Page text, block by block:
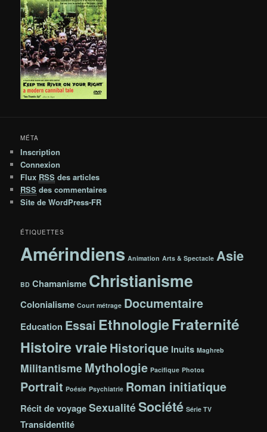
MÉTA
Inscription
Connexion
Flux RSS des articles
RSS des commentaires
Site de WordPress-FR
ÉTIQUETTES
Amérindiens Animation Arts & Spectacle Asie
BD Chamanisme Christianisme
Colonialisme Court métrage Documentaire
Education Essai EthnologieFraternité
Histoire vraieHistorique Inuits Maghreb
Militantisme Mythologie Pacifique Photos
Portrait Poésie Psychiatrie Roman initiatique
Récit de voyageSexualitéSociété Série TV
Transidentité